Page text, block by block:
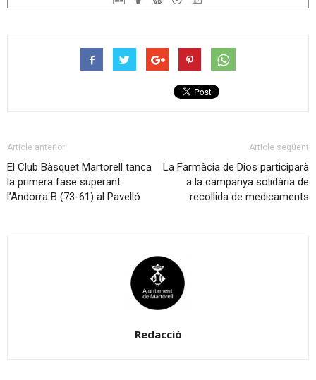
Article anterior
El Club Bàsquet Martorell tanca
la primera fase superant
l’Andorra B (73-61) al Pavelló
Article següent
La Farmàcia de Dios participarà
a la campanya solidària de
recollida de medicaments
Redacció